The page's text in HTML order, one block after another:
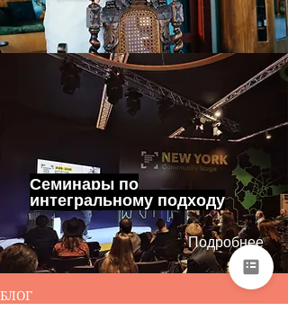
Семинары по
интегральному подходу
Подробнее
БЛОГ